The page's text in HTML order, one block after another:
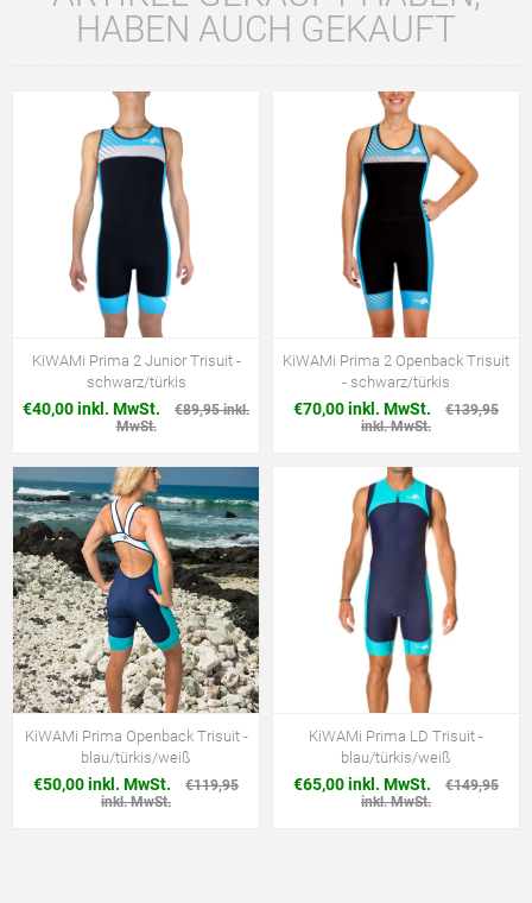
HABEN AUCH GEKAUFT
KiWAMi Prima 2 Junior Trisuit -
schwarz/türkis
€40,00 inkl. MwSt.
€89,95 inkl.
MwSt.
KiWAMi Prima 2 Openback Trisuit
- schwarz/türkis
€70,00 inkl. MwSt.
€139,95
inkl. MwSt.
KiWAMi Prima Openback Trisuit -
blau/türkis/weiß
€50,00 inkl. MwSt.
€119,95
inkl. MwSt.
KiWAMi Prima LD Trisuit -
blau/türkis/weiß
€65,00 inkl. MwSt.
€149,95
inkl. MwSt.